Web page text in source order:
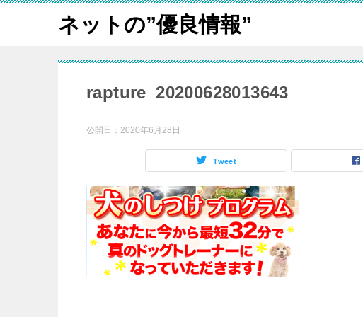
ネットの”優良情報”
rapture_20200628013643
公開日： 2020年6月28日
Tweet